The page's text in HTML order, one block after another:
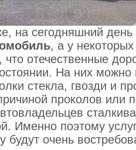
на сегодняшний
, а у
что отечественные
На них можно
стекла, гвозди и
проколов или
Именно поэтому
очень